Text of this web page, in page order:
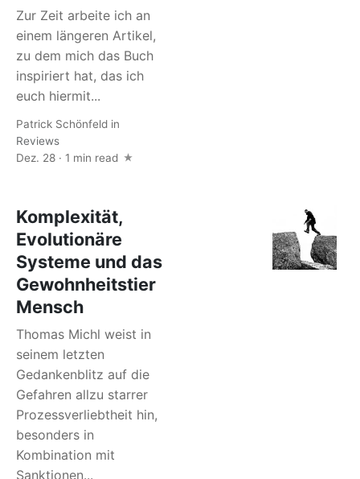
Zur Zeit arbeite ich an
einem längeren Artikel,
zu dem mich das Buch
inspiriert hat, das ich
euch hiermit...
Patrick Schönfeld in
Reviews
Dez. 28 · 1 min read
Komplexität,
Evolutionäre
Systeme und das
Gewohnheitstier
Mensch
Thomas Michl weist in
seinem letzten
Gedankenblitz auf die
Gefahren allzu starrer
Prozessverliebtheit hin,
besonders in
Kombination mit
Sanktionen...